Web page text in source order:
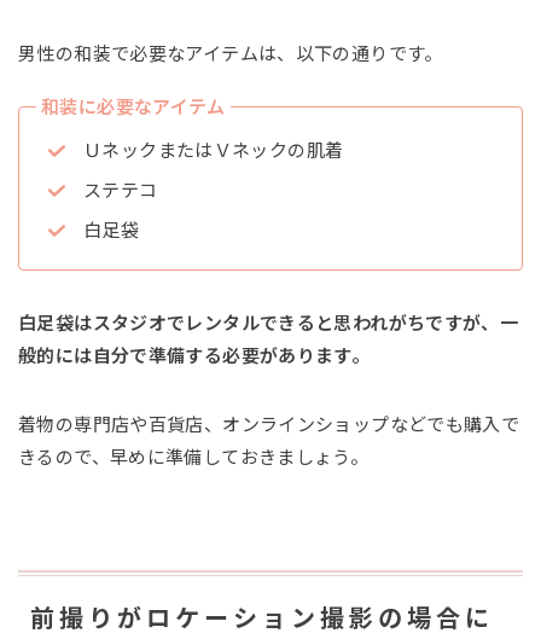
男性の和装で必要なアイテムは、以下の通りです。
和装に必要なアイテム
ＵネックまたはＶネックの肌着
ステテコ
白足袋
白足袋はスタジオでレンタルできると思われがちですが、一
般的には自分で準備する必要があります。
着物の専門店や百貨店、オンラインショップなどでも購入で
きるので、早めに準備しておきましょう。
前撮りがロケーション撮影の場合に